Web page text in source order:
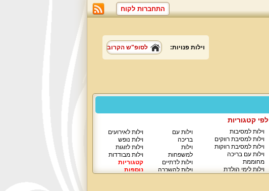
התחברות לקוח
וילות פנויות: לסופ"ש הקרוב
לפי קטגוריות
וילות למסיבות
וילות למסיבת רווקים
וילות למסיבת רווקות
וילות עם בריכה
מחוממת
וילות לימי הולדת
וילות עם
בריכה
וילות
למשפחות
וילות לדתיים
וילות להשכרה
וילות לאירועים
וילות נופש
וילות לזוגות
וילות מבודדות
קטגוריות
נוספות